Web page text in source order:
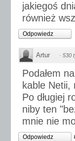
jakiegoś
również
Odpowiedz
Artur · 530
Podałem
kable Netii,
Po długiej
niby ten
mnie nie
Odpowiedz